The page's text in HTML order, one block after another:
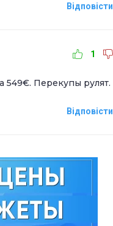
Відповісти
1
549€. Перекупы рулят.
Відповісти